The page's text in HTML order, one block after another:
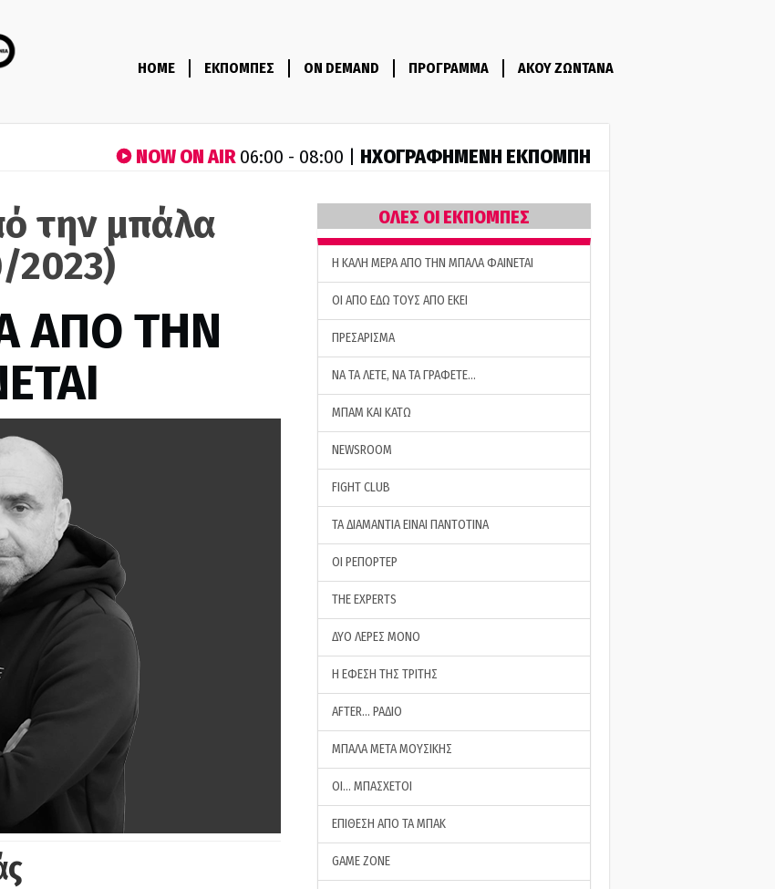
HOME ΕΚΠΟΜΠΕΣ ON DEMAND ΠΡΟΓΡΑΜΜΑ ΑΚΟΥ ΖΩΝΤΑΝΑ
NOW ON AIR06:00 - 08:00 | ΗΧΟΓΡΑΦΗΜΕΝΗ ΕΚΠΟΜΠΗ
την μπάλα
2023)
ΑΠΟ ΤΗΝ
ΟΛΕΣ ΟΙ ΕΚΠΟΜΠΕΣ
H ΚΑΛΗ ΜΕΡΑ ΑΠΟ ΤΗΝ ΜΠΑΛΑ ΦΑΙΝΕΤΑΙ
ΟΙ ΑΠΟ ΕΔΩ ΤΟΥΣ ΑΠΟ ΕΚΕΙ
ΠΡΕΣΑΡΙΣΜΑ
ΝΑ ΤΑ ΛΕΤΕ, ΝΑ ΤΑ ΓΡΑΦΕΤΕ…
ΜΠΑΜ ΚΑΙ ΚΑΤΩ
NEWSROOM
FIGHT CLUB
ΤΑ ΔΙΑΜΑΝΤΙΑ ΕΙΝΑΙ ΠΑΝΤΟΤΙΝΑ
ΟΙ ΡΕΠΟΡΤΕΡ
THE EXPERTS
ΔΥΟ ΛΕΡΕΣ ΜΟΝΟ
Η ΕΦΕΣΗ ΤΗΣ ΤΡΙΤΗΣ
AFTER… ΡΑΔΙΟ
ΜΠΑΛΑ ΜΕΤΑ ΜΟΥΣΙΚΗΣ
ΟΙ… ΜΠΑΣΧΕΤΟΙ
ΕΠΙΘΕΣΗ ΑΠΟ ΤΑ ΜΠΑΚ
GAME ZONE